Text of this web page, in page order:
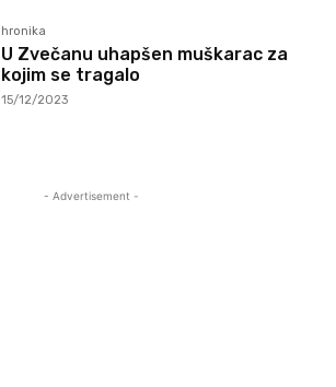
hronika
U Zvečanu uhapšen muškarac za
kojim se tragalo
15/12/2023
- Advertisement -